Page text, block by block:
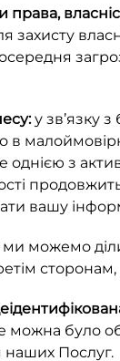
захисту
у зв’язку
в
однією з
вашу
ми можемо
можна було
наших Послуг.